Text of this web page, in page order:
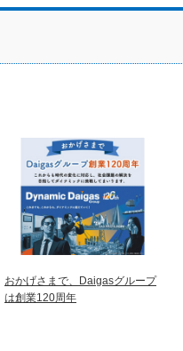
おかげさまで、Daigasグループ
は創業120周年